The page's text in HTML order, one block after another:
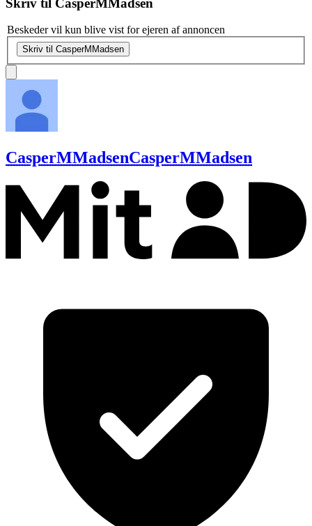
Skriv til CasperMMadsen
Beskeder vil kun blive vist for ejeren af annoncen
Skriv til CasperMMadsen
CasperMMadsenCasperMMadsen